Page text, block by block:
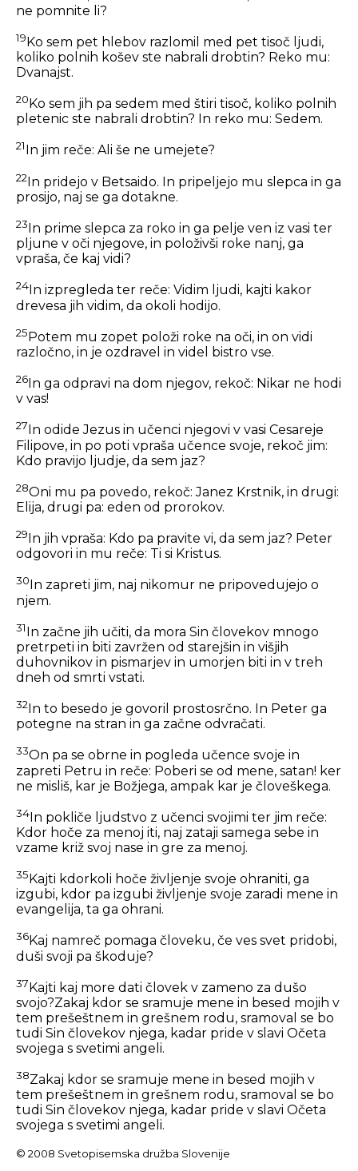
ne pomnite li?
19Ko sem pet hlebov razlomil med pet tisoč ljudi,
koliko polnih košev ste nabrali drobtin? Reko mu:
Dvanajst.
20 Ko sem jih pa sedem med štiri tisoč, koliko polnih
pletenic ste nabrali drobtin? In reko mu: Sedem.
21 In jim reče: Ali še ne umejete?
22In pridejo v Betsaido. In pripeljejo mu slepca in ga
prosijo, naj se ga dotakne.
23 In prime slepca za roko in ga pelje ven iz vasi ter
pljune v oči njegove, in položivši roke nanj, ga
vpraša, če kaj vidi?
24 In izpregleda ter reče: Vidim ljudi, kajti kakor
drevesa jih vidim, da okoli hodijo.
25Potem mu zopet položi roke na oči, in on vidi
razločno, in je ozdravel in videl bistro vse.
26 In ga odpravi na dom njegov, rekoč: Nikar ne hodi
v vas!
27 In odide Jezus in učenci njegovi v vasi Cesareje
Filipove, in po poti vpraša učence svoje, rekoč jim:
Kdo pravijo ljudje, da sem jaz?
28Oni mu pa povedo, rekoč: Janez Krstnik, in drugi:
Elija, drugi pa: eden od prorokov.
29 In jih vpraša: Kdo pa pravite vi, da sem jaz? Peter
odgovori in mu reče: Ti si Kristus.
30 In zapreti jim, naj nikomur ne pripovedujejo o
njem.
31In začne jih učiti, da mora Sin človekov mnogo
pretrpeti in biti zavržen od starejšin in višjih
duhovnikov in pismarjev in umorjen biti in v treh
dneh od smrti vstati.
32 In to besedo je govoril prostosrčno. In Peter ga
potegne na stran in ga začne odvračati.
33On pa se obrne in pogleda učence svoje in
zapreti Petru in reče: Poberi se od mene, satan! ker
ne misliš, kar je Božjega, ampak kar je človeškega.
34In pokliče ljudstvo z učenci svojimi ter jim reče:
Kdor hoče za menoj iti, naj zataji samega sebe in
vzame križ svoj nase in gre za menoj.
35 Kajti kdorkoli hoče življenje svoje ohraniti, ga
izgubi, kdor pa izgubi življenje svoje zaradi mene in
evangelija, ta ga ohrani.
36Kaj namreč pomaga človeku, če ves svet pridobi,
duši svoji pa škoduje?
37Kajti kaj more dati človek v zameno za dušo
svojo?Zakaj kdor se sramuje mene in besed mojih v
tem prešeštnem in grešnem rodu, sramoval se bo
tudi Sin človekov njega, kadar pride v slavi Očeta
svojega s svetimi angeli.
38Zakaj kdor se sramuje mene in besed mojih v
tem prešeštnem in grešnem rodu, sramoval se bo
tudi Sin človekov njega, kadar pride v slavi Očeta
svojega s svetimi angeli.
© 2008 Svetopisemska družba Slovenije